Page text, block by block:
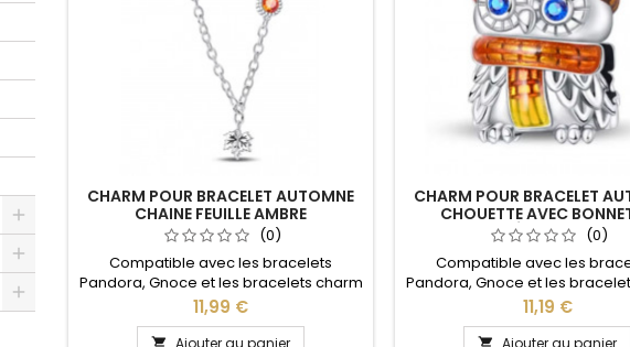
CHARM POUR BRACELET AUTOMNE
CHAINE FEUILLE AMBRE
(0)
Compatible avec les bracelets
Pandora, Gnoce et les bracelets charm
de notre site idéal pour : Noël, Saint
Valentin, anniversaire, cadeau, fête
Prix
11,99 €
 Ajouter au panier
CHARM POUR BRACELET
CHOUETTE AVEC
ÉCHARPE (0)
Compatible avec les
Pandora, Gnoce et les
de notre site idéal pour : Noël,
Valentin, anniversaire,
Prix
11,19 €
 Ajouter au panier